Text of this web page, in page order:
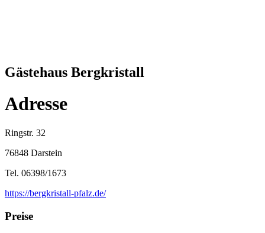
Gästehaus Bergkristall
Adresse
Ringstr. 32
76848 Darstein
Tel. 06398/1673
https://bergkristall-pfalz.de/
Preise